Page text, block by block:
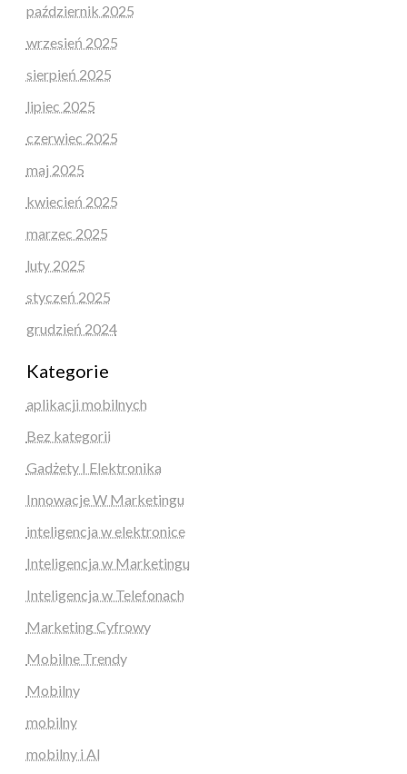
październik 2025
wrzesień 2025
sierpień 2025
lipiec 2025
czerwiec 2025
maj 2025
kwiecień 2025
marzec 2025
luty 2025
styczeń 2025
grudzień 2024
Kategorie
aplikacji mobilnych
Bez kategorii
Gadżety I Elektronika
Innowacje W Marketingu
inteligencja w elektronice
Inteligencja w Marketingu
Inteligencja w Telefonach
Marketing Cyfrowy
Mobilne Trendy
Mobilny
mobilny
mobilny i AI